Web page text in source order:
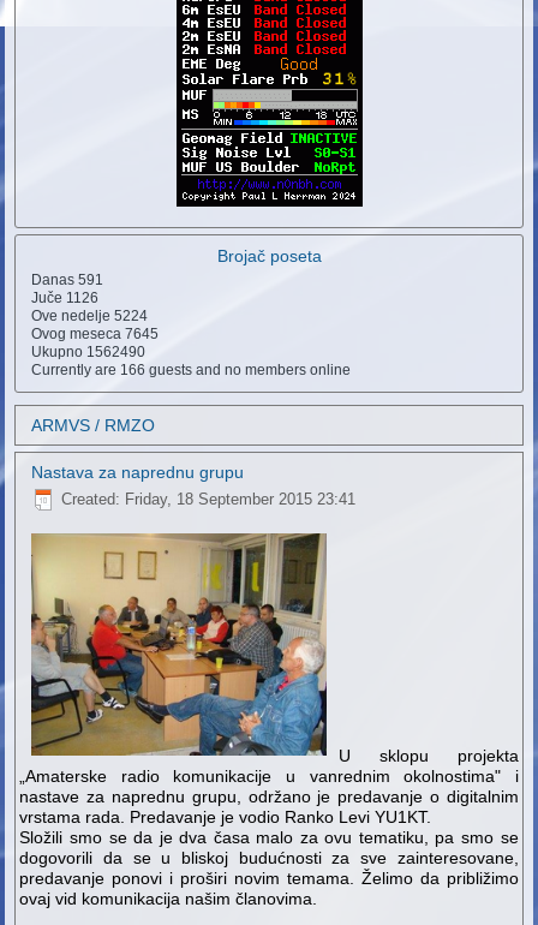
Brojač poseta
Danas591
Juče 1126
Ove nedelje5224
Ovog meseca7645
Ukupno 1562490
Currently are 166 guests and no members online
ARMVS / RMZO
Nastava za naprednu grupu
Created: Friday, 18 September 2015 23:41
U sklopu projekta
„Amaterske radio komunikacije u vanrednim okolnostima" i
nastave za naprednu grupu, održano je predavanje o digitalnim
vrstama rada. Predavanje je vodio Ranko Levi YU1KT.
Složili smo se da je dva časa malo za ovu tematiku, pa smo se
dogovorili da se u bliskoj budućnosti za sve zainteresovane,
predavanje ponovi i proširi novim temama. Želimo da približimo
ovaj vid komunikacija našim članovima.